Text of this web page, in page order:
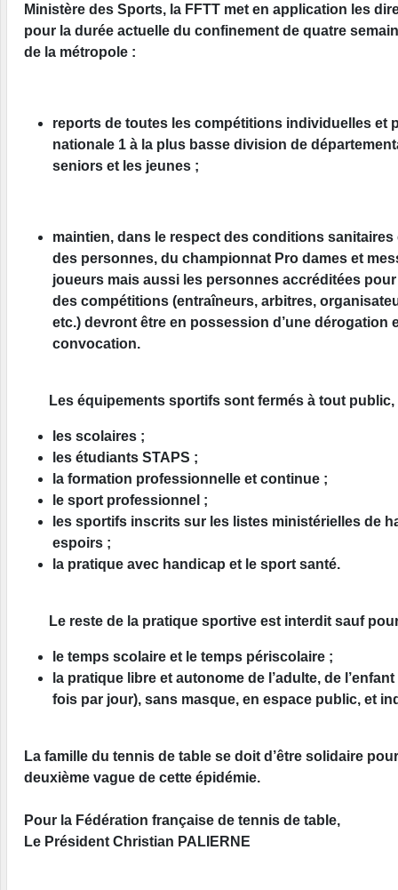
Ministère des Sports, la FFTT met en application les
pour la durée actuelle du confinement de quatre
de la métropole :
reports de toutes les compétitions individuelles et
nationale 1 à la plus basse division de
seniors et les jeunes ;
maintien, dans le respect des conditions
des personnes, du championnat Pro dames et
joueurs mais aussi les personnes accréditées
des compétitions (entraîneurs, arbitres,
etc.) devront être en possession d’une dérogation
convocation.
Les équipements sportifs sont fermés à tout public,
les scolaires ;
les étudiants STAPS ;
la formation professionnelle et continue ;
le sport professionnel ;
les sportifs inscrits sur les listes ministérielles de
espoirs ;
la pratique avec handicap et le sport santé.
Le reste de la pratique sportive est interdit sauf
le temps scolaire et le temps périscolaire ;
la pratique libre et autonome de l’adulte, de
fois par jour), sans masque, en espace public, et
La famille du tennis de table se doit d’être solidaire
deuxième vague de cette épidémie.
Pour la Fédération française de tennis de table,
Le Président Christian PALIERNE